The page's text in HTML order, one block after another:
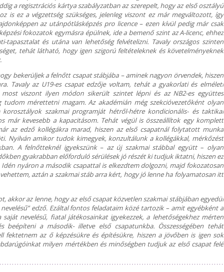
a regisztrációs kártya szabályzatban az szerepelt, hogy az első osztályú
is ez a végzettség szükséges, jelenleg viszont ez már megváltozott, így
az utánpótlásképzés pro licence – ezen kívül pedig már csak
fokozatok egymásra épülnek, ide a bemenő szint az A-licenc, ehhez
tapasztalat és utána van lehetőség felvételizni. Tavaly országos szinten
tehát látható, hogy igen szigorú feltételeknek és követelményeknek
bekerüljek a felnőtt csapat stábjába – aminek nagyon örvendek, hiszen
Tavaly az U19-es csapat edzője voltam, tehát a gyakorlati és elméleti
viszont ilyen módon sikerült szintet lépni és az NB2-es együttes
tudom mérettetni magam. Az akadémián még szekcióvezetőként olyan
szakmai programját hétről-hétre kondicionális- és taktikai
már kevesebb a kapacitásom. Tehát végül is összeállítok egy komplett
az edző kollégákra marad, hiszen az első csapatnál folytatott munka
Nyilván amikor tudok kimegyek, konzultálunk a kollégákkal, mérkőzést
A felnőtteknél igyekszünk – az új szakmai stábbal együtt – olyan
gyakrabban előforduló sérülések jó részét ki tudjuk iktatni, hiszen ez
nyáron a második csapattal is elkezdtem dolgozni, majd fokozatosan
aztán a szakmai stáb arra kért, hogy jó lenne ha folyamatosan itt
akkor az lenne, hogy az első csapat közvetlen szakmai stábjában egyedül
edző. Ezáltal fontos feladataim közé tartozik – amit egyébként a
nevelésű, fiatal játékosainkat igyekezzek, a lehetőségekhez mérten
beépíteni a második- illetve első csapatunkba. Összességében tehát
fektetnem az ő képzésükre és építésükre, hiszen a jövőben is igen sok
milyen mértékben és minőségben tudjuk az első csapat felé